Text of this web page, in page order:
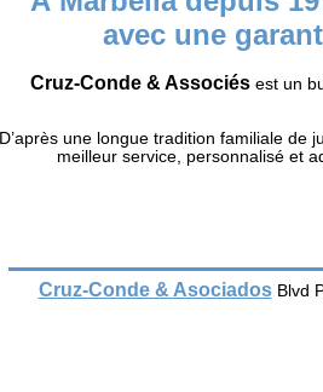
avec une
Cruz-Conde & Associés est un
D’après une longue tradition familiale
meilleur service, personnalisé et
Cruz-Conde & Asociados Blvd